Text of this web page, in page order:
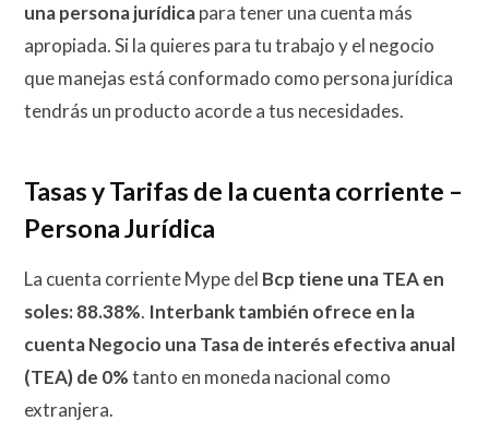
una persona jurídicapara tener una cuenta más
apropiada. Si la quieres para tu trabajo y el negocio
que manejas está conformado como persona jurídica
tendrás un producto acorde a tus necesidades.
Tasas y Tarifas de la cuenta corriente –
Persona Jurídica
La cuenta corriente Mype del Bcp tiene una TEA en
soles: 88.38%. Interbank también ofrece en la
cuenta Negocio una Tasa de interés efectiva anual
(TEA) de 0%tanto en moneda nacional como
extranjera.